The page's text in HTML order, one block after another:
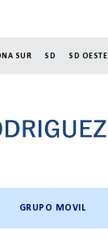
SUR SD SD OESTE
GRUPO MOVIL